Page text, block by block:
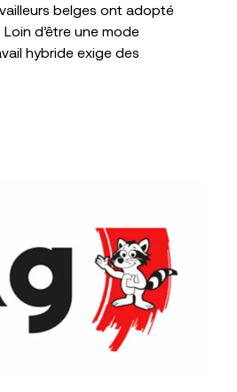
belges ont adopté
d’être une mode
hybride exige des